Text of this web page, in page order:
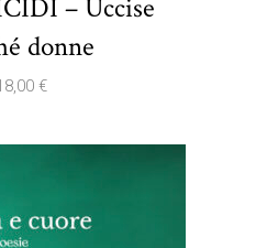
– Uccise
donne
€